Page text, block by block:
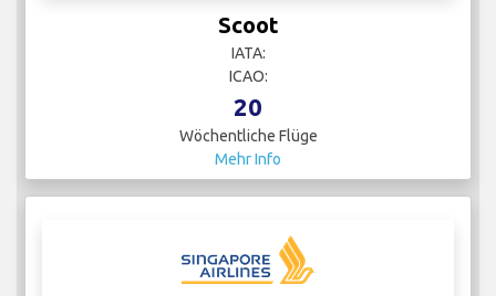
Scoot
IATA:
ICAO:
20
Wöchentliche Flüge
Mehr Info